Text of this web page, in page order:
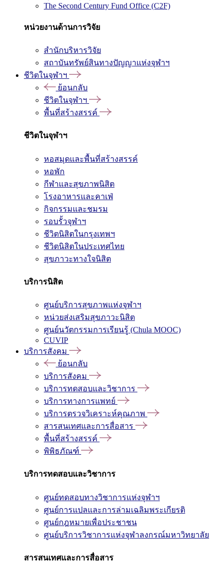
The Second Century Fund Office (C2F)
หน่วยงานด้านการวิจัย
สำนักบริหารวิจัย
สถาบันทรัพย์สินทางปัญญาแห่งจุฬาฯ
ชีวิตในจุฬาฯ
ย้อนกลับ
ชีวิตในจุฬาฯ
พื้นที่สร้างสรรค์
ชีวิตในจุฬาฯ
หอสมุดและพื้นที่สร้างสรรค์
หอพัก
กีฬาและสุขภาพนิสิต
โรงอาหารและคาเฟ่
กิจกรรมและชมรม
รอบรั้วจุฬาฯ
ชีวิตนิสิตในกรุงเทพฯ
ชีวิตนิสิตในประเทศไทย
สุขภาวะทางใจนิสิต
บริการนิสิต
ศูนย์บริการสุขภาพแห่งจุฬาฯ
หน่วยส่งเสริมสุขภาวะนิสิต
ศูนย์นวัตกรรมการเรียนรู้ (Chula MOOC)
CUVIP
บริการสังคม
ย้อนกลับ
บริการสังคม
บริการทดสอบและวิชาการ
บริการทางการแพทย์
บริการตรวจวิเคราะห์คุณภาพ
สารสนเทศและการสื่อสาร
พื้นที่สร้างสรรค์
พิพิธภัณฑ์
บริการทดสอบและวิชาการ
ศูนย์ทดสอบทางวิชาการแห่งจุฬาฯ
ศูนย์การแปลและการล่ามเฉลิมพระเกียรติ
ศูนย์กฎหมายเพื่อประชาชน
ศูนย์บริการวิชาการแห่งจุฬาลงกรณ์มหาวิทยาลัย
สารสนเทศและการสื่อสาร